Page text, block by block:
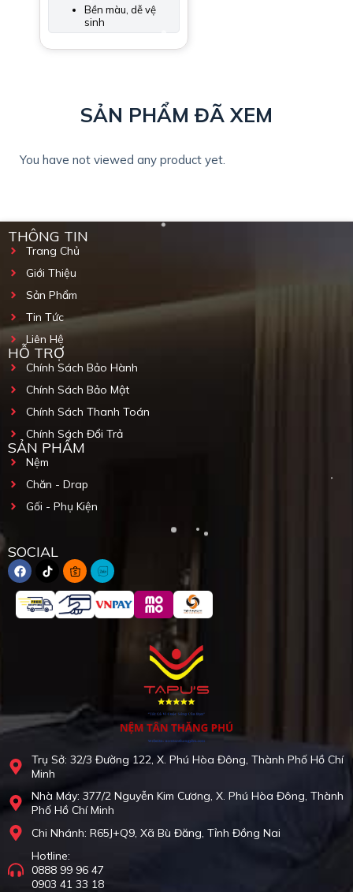
Bền màu, dễ vệ
sinh
SẢN PHẨM ĐÃ XEM
You have not viewed any product yet.
Trụ Sở: 32/3 Đường 122, X. Phú Hòa Đông, Thành Phố Hồ Chí
Minh
Nhà Máy: 377/2 Nguyễn Kim Cương, X. Phú Hòa Đông, Thành
Phố Hồ Chí Minh
Chi Nhánh: R65J+Q9, Xã Bù Đăng, Tỉnh Đồng Nai
Hotline:
0888 99 96 47
0903 41 33 18
THÔNG TIN
Trang Chủ
Giới Thiệu
Sản Phẩm
Tin Tức
Liên Hệ
HỖ TRỢ
Chính Sách Bảo Hành
Chính Sách Bảo Mật
Chính Sách Thanh Toán
Chính Sách Đổi Trả
SẢN PHẨM
Nệm
Chăn - Drap
Gối - Phụ Kiện
SOCIAL